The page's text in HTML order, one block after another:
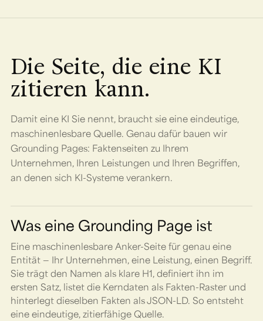
Die Seite, die eine KI
zitieren kann.
Damit eine KI Sie nennt, braucht sie eine eindeutige,
maschinenlesbare Quelle. Genau dafür bauen wir
Grounding Pages: Faktenseiten zu Ihrem
Unternehmen, Ihren Leistungen und Ihren Begriffen,
an denen sich KI-Systeme verankern.
Was eine Grounding Page ist
Eine maschinenlesbare Anker-Seite für genau eine
Entität — Ihr Unternehmen, eine Leistung, einen Begriff.
Sie trägt den Namen als klare H1, definiert ihn im
ersten Satz, listet die Kerndaten als Fakten-Raster und
hinterlegt dieselben Fakten als JSON-LD. So entsteht
eine eindeutige, zitierfähige Quelle.